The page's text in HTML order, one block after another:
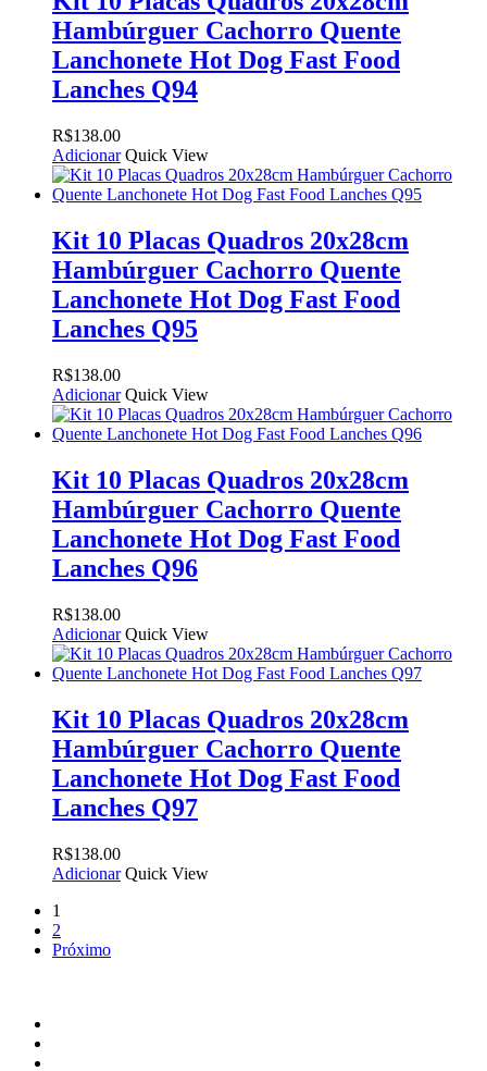
Hambúrguer Cachorro Quente
Lanchonete Hot Dog Fast Food
Lanches Q94
R$138.00
Adicionar Quick View
Kit 10 Placas Quadros 20x28cm
Hambúrguer Cachorro Quente
Lanchonete Hot Dog Fast Food
Lanches Q95
R$138.00
Adicionar Quick View
Kit 10 Placas Quadros 20x28cm
Hambúrguer Cachorro Quente
Lanchonete Hot Dog Fast Food
Lanches Q96
R$138.00
Adicionar Quick View
Kit 10 Placas Quadros 20x28cm
Hambúrguer Cachorro Quente
Lanchonete Hot Dog Fast Food
Lanches Q97
R$138.00
Adicionar Quick View
1
2
Próximo